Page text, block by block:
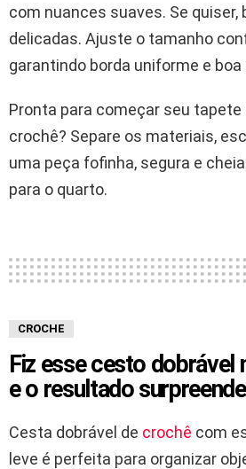
com nuances suaves. Se quiser,
delicadas. Ajuste o tamanho
garantindo borda uniforme e
Pronta para começar seu tapete
crochê? Separe os materiais,
uma peça fofinha, segura e
para o quarto.
CROCHE
Fiz esse cesto dobrável
e o resultado
Cesta dobrável de crochê com
leve é perfeita para organizar